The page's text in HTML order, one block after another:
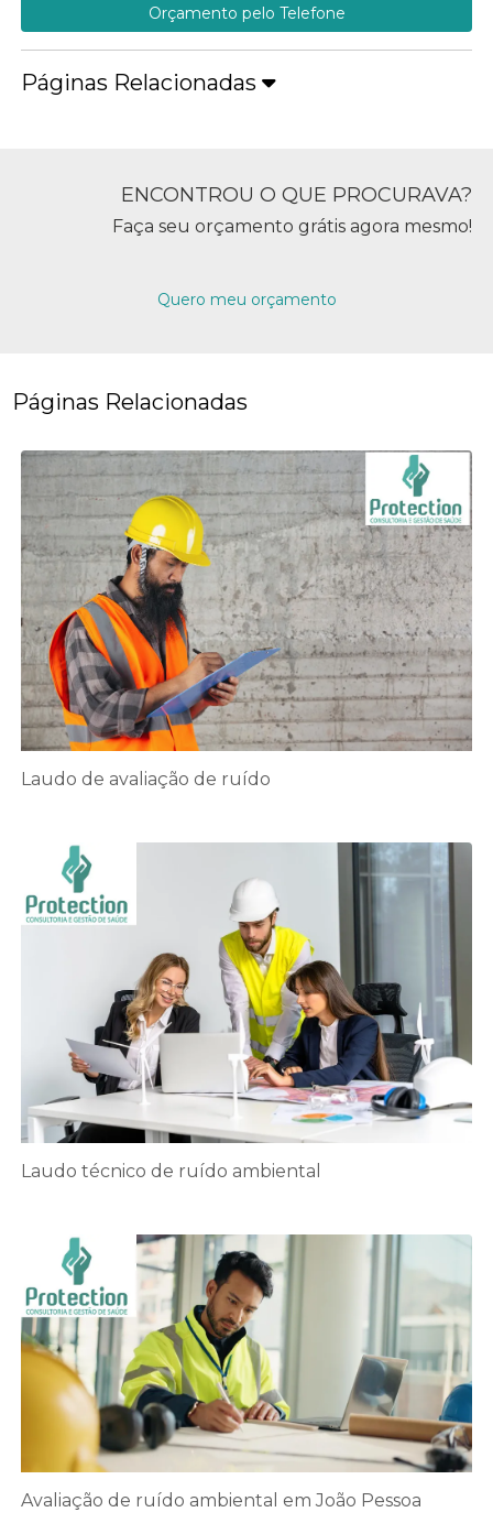
Orçamento pelo Telefone
Páginas Relacionadas
ENCONTROU O QUE PROCURAVA?
Faça seu orçamento grátis agora mesmo!
Quero meu orçamento
Páginas Relacionadas
Laudo de avaliação de ruído
Laudo técnico de ruído ambiental
Avaliação de ruído ambiental em João Pessoa